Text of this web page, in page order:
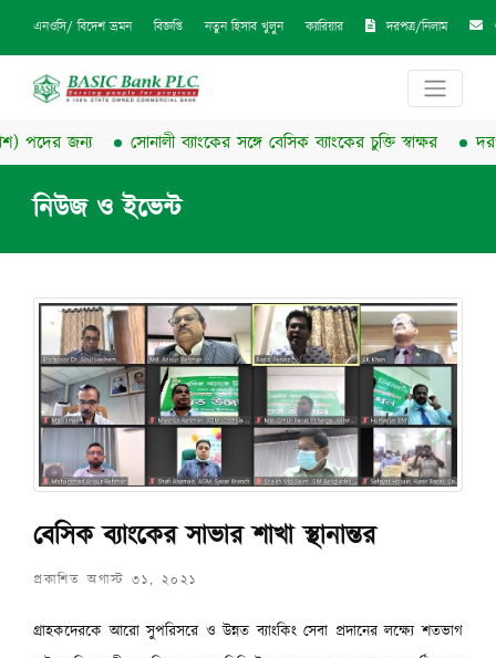
এনওসি/ বিদেশ ভ্রমন বিজ্ঞপ্তি নতুন হিসাব খুলুন ক্যারিয়ার দরপত্র/নিলাম
পদের জন্য সোনালী ব্যাংকের সঙ্গে বেসিক ব্যাংকের চুক্তি স্বাক্ষর
নিউজ ও ইভেন্ট
বেসিক ব্যাংকের সাভার শাখা স্থানান্তর
প্রকাশিত অগাস্ট ৩১, ২০২১
গ্রাহকদেরকে আরো সুপরিসরে ও উন্নত ব্যাংকিং সেবা প্রদানের লক্ষ্যে শতভাগ